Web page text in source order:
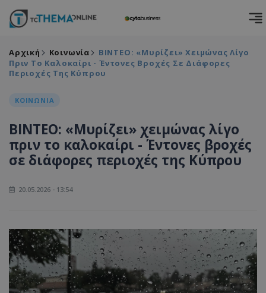
Αρχική Κοινωνία
ΒΙΝΤΕΟ: «Μυρίζει» Χειμώνας Λίγο
Πριν Το Καλοκαίρι - Έντονες Βροχές Σε Διάφορες
Περιοχές Της Κύπρου
ΚΟΙΝΩΝΙΑ
ΒΙΝΤΕΟ: «Μυρίζει» χειμώνας λίγο
πριν το καλοκαίρι - Έντονες βροχές
σε διάφορες περιοχές της Κύπρου
20.05.2026 - 13:54